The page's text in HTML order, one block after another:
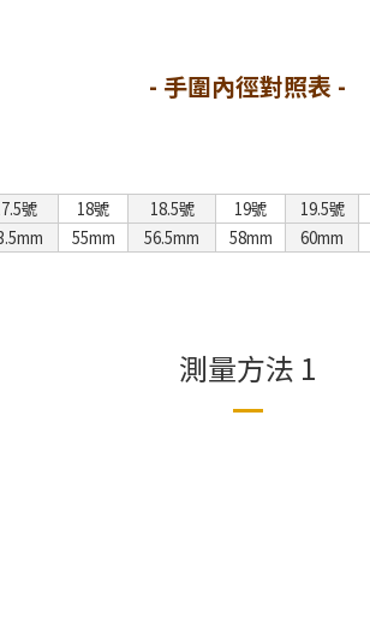
- 手圍內徑對照表 -
號 18號 18.5號 19號 19.5號
55mm 56.5mm 58mm 60mm
測量方法 1